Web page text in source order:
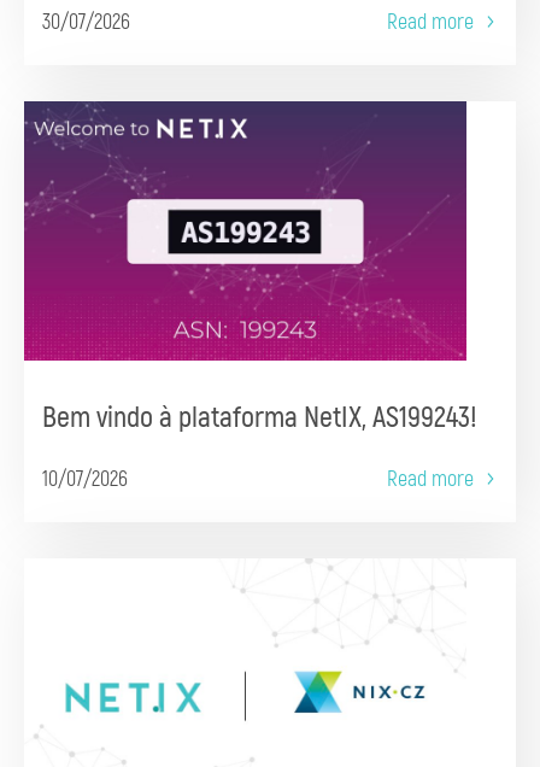
30/07/2026 Read more
Bem vindo à plataforma NetIX, AS199243!
10/07/2026 Read more